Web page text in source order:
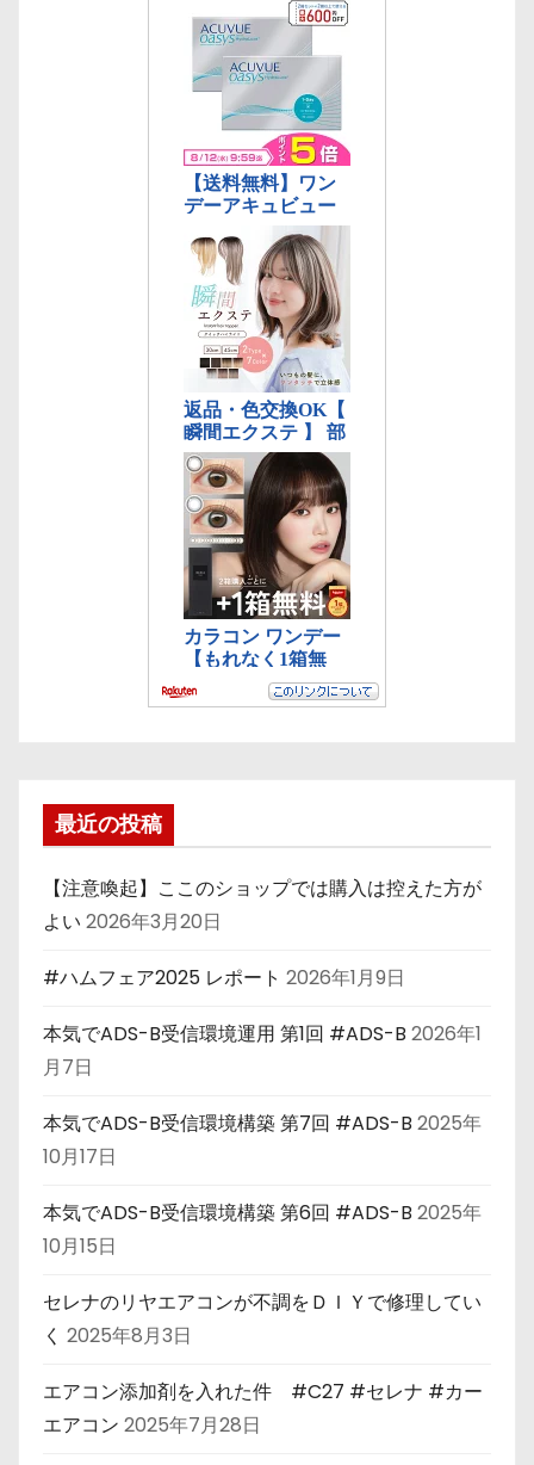
最近の投稿
【注意喚起】ここのショップでは購入は控えた方が
よい 2026年3月20日
#ハムフェア2025 レポート 2026年1月9日
本気でADS-B受信環境運用 第1回 #ADS-B 2026年1
月7日
本気でADS-B受信環境構築 第7回 #ADS-B 2025年
10月17日
本気でADS-B受信環境構築 第6回 #ADS-B 2025年
10月15日
セレナのリヤエアコンが不調をＤＩＹで修理してい
く 2025年8月3日
エアコン添加剤を入れた件 #C27 #セレナ #カー
エアコン 2025年7月28日